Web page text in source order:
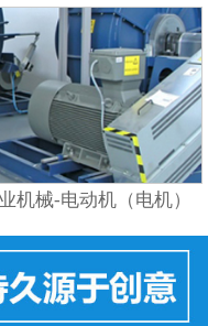
机械-电动机（电机）